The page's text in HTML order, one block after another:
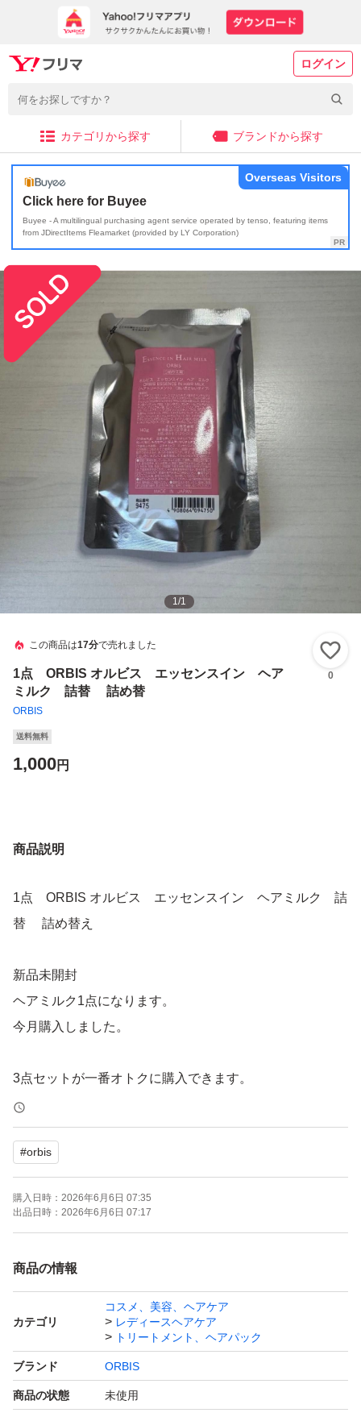
ログイン
カテゴリから探す ブランドから探す
Click here for Buyee
Buyee - A multilingual purchasing agent service operated by tenso, featuring items
from JDirectItems Fleamarket (provided by LY Corporation)
Overseas Visitors
1/1
この商品は17分で売れました
1点 ORBIS オルビス エッセンスイン ヘア
ミルク 詰替 詰め替
ORBIS
0
送料無料
1,000円
商品説明
1点 ORBIS オルビス エッセンスイン ヘアミルク 詰
替 詰め替え
新品未開封
ヘアミルク1点になります。
今月購入しました。
3点セットが一番オトクに購入できます。
出品しておりますのでご検討ください
OPP等にはいれず、そのまま発送
開封後はメーカー元へ問い合わせはください。
ーーーーー
遅くなる場合もございますがご理解ください。
再出品、専用出品可→お気軽にご質問下さい。
#orbis
購入日時： 2026年6月6日 07:35
出品日時： 2026年6月6日 07:17
商品の情報
カテゴリ
コスメ、美容、ヘアケア
レディースヘアケア
トリートメント、ヘアパック
ブランド ORBIS
商品の状態 未使用